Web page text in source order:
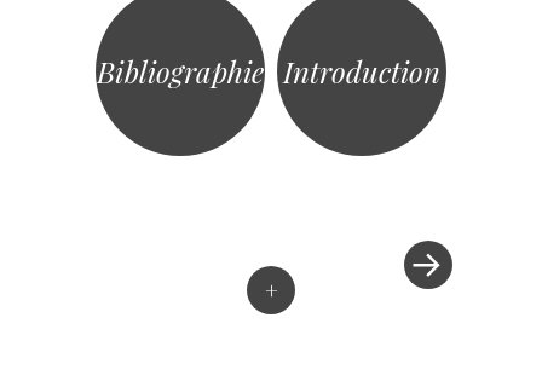
Bibliographie Introduction
+